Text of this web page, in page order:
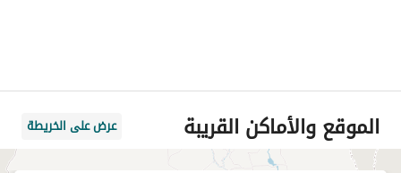
الموقع والأماكن القريبة عرض على الخريطة